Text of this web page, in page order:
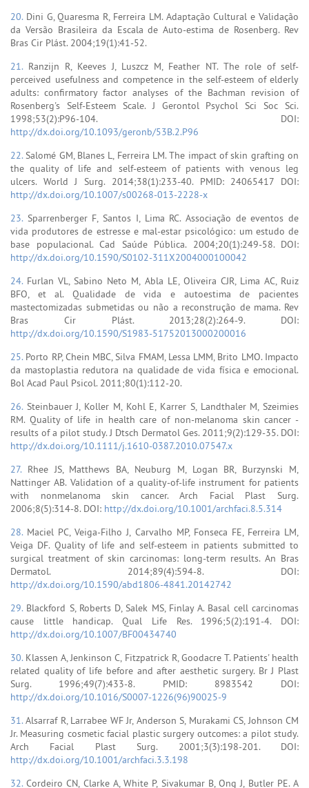
20. Dini G, Quaresma R, Ferreira LM. Adaptação Cultural e Validação
da Versão Brasileira da Escala de Auto-estima de Rosenberg. Rev
Bras Cir Plást. 2004;19(1):41-52.
21. Ranzijn R, Keeves J, Luszcz M, Feather NT. The role of self-
perceived usefulness and competence in the self-esteem of elderly
adults: confirmatory factor analyses of the Bachman revision of
Rosenberg's Self-Esteem Scale. J Gerontol Psychol Sci Soc Sci.
1998;53(2):P96-104. DOI:
http://dx.doi.org/10.1093/geronb/53B.2.P96
22.Salomé GM, Blanes L, Ferreira LM. The impact of skin grafting on
the quality of life and self-esteem of patients with venous leg
ulcers. World J Surg. 2014;38(1):233-40. PMID: 24065417 DOI:
http://dx.doi.org/10.1007/s00268-013-2228-x
23. Sparrenberger F, Santos I, Lima RC. Associação de eventos de
vida produtores de estresse e mal-estar psicológico: um estudo de
base populacional. Cad Saúde Pública. 2004;20(1):249-58. DOI:
http://dx.doi.org/10.1590/S0102-311X2004000100042
24. Furlan VL, Sabino Neto M, Abla LE, Oliveira CJR, Lima AC, Ruiz
BFO, et al. Qualidade de vida e autoestima de pacientes
mastectomizadas submetidas ou não a reconstrução de mama. Rev
Bras Cir Plást. 2013;28(2):264-9. DOI:
http://dx.doi.org/10.1590/S1983-51752013000200016
25. Porto RP, Chein MBC, Silva FMAM, Lessa LMM, Brito LMO. Impacto
da mastoplastia redutora na qualidade de vida física e emocional.
Bol Acad Paul Psicol. 2011;80(1):112-20.
26. Steinbauer J, Koller M, Kohl E, Karrer S, Landthaler M, Szeimies
RM. Quality of life in health care of non-melanoma skin cancer -
results of a pilot study. J Dtsch Dermatol Ges. 2011;9(2):129-35. DOI:
http://dx.doi.org/10.1111/j.1610-0387.2010.07547.x
27. Rhee JS, Matthews BA, Neuburg M, Logan BR, Burzynski M,
Nattinger AB. Validation of a quality-of-life instrument for patients
with nonmelanoma skin cancer. Arch Facial Plast Surg.
2006;8(5):314-8. DOI: http://dx.doi.org/10.1001/archfaci.8.5.314
28. Maciel PC, Veiga-Filho J, Carvalho MP, Fonseca FE, Ferreira LM,
Veiga DF. Quality of life and self-esteem in patients submitted to
surgical treatment of skin carcinomas: long-term results. An Bras
Dermatol. 2014;89(4):594-8. DOI:
http://dx.doi.org/10.1590/abd1806-4841.20142742
29. Blackford S, Roberts D, Salek MS, Finlay A. Basal cell carcinomas
cause little handicap. Qual Life Res. 1996;5(2):191-4. DOI:
http://dx.doi.org/10.1007/BF00434740
30. Klassen A, Jenkinson C, Fitzpatrick R, Goodacre T. Patients' health
related quality of life before and after aesthetic surgery. Br J Plast
Surg. 1996;49(7):433-8. PMID: 8983542 DOI:
http://dx.doi.org/10.1016/S0007-1226(96)90025-9
31.Alsarraf R, Larrabee WF Jr, Anderson S, Murakami CS, Johnson CM
Jr. Measuring cosmetic facial plastic surgery outcomes: a pilot study.
Arch Facial Plast Surg. 2001;3(3):198-201. DOI:
http://dx.doi.org/10.1001/archfaci.3.3.198
32.Cordeiro CN, Clarke A, White P, Sivakumar B, Ong J, Butler PE. A